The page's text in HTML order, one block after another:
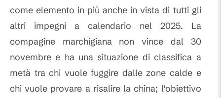
come elemento in più anche in vista di tutti gli
altri impegni a calendario nel 2025. La
compagine marchigiana non vince dal 30
novembre e ha una situazione di classifica a
metà tra chi vuole fuggire dalle zone calde e
chi vuole provare a risalire la china; l'obiettivo